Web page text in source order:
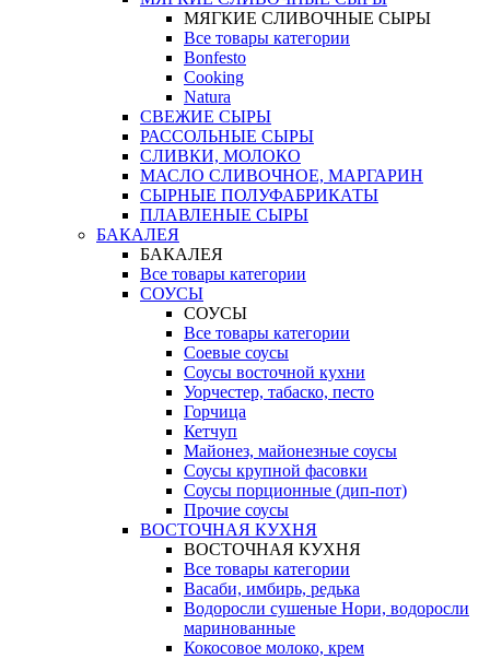
МЯГКИЕ СЛИВОЧНЫЕ СЫРЫ
Все товары категории
Bonfesto
Cooking
Natura
СВЕЖИЕ СЫРЫ
РАССОЛЬНЫЕ СЫРЫ
СЛИВКИ, МОЛОКО
МАСЛО СЛИВОЧНОЕ, МАРГАРИН
СЫРНЫЕ ПОЛУФАБРИКАТЫ
ПЛАВЛЕНЫЕ СЫРЫ
БАКАЛЕЯ
БАКАЛЕЯ
Все товары категории
СОУСЫ
СОУСЫ
Все товары категории
Соевые соусы
Соусы восточной кухни
Уорчестер, табаско, песто
Горчица
Кетчуп
Майонез, майонезные соусы
Соусы крупной фасовки
Соусы порционные (дип-пот)
Прочие соусы
ВОСТОЧНАЯ КУХНЯ
ВОСТОЧНАЯ КУХНЯ
Все товары категории
Васаби, имбирь, редька
Водоросли сушеные Нори, водоросли
маринованные
Кокосовое молоко, крем